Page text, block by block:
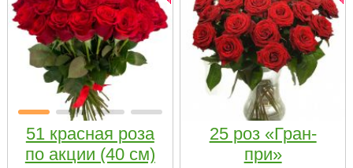
51 красная роза
по акции (40 см)
25 роз «Гран-
при»